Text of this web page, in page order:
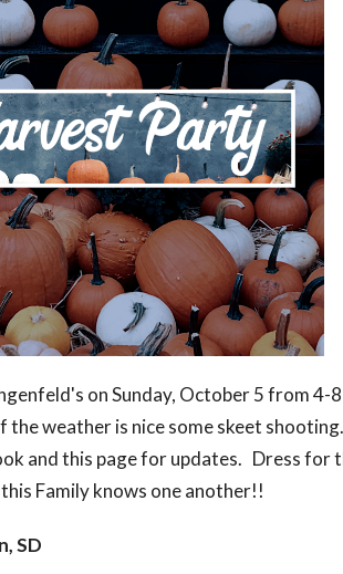
on Sunday, October 5 from 4-8
the weather is nice some skeet
and this page for updates. Dress for
Family knows one another!!
SD